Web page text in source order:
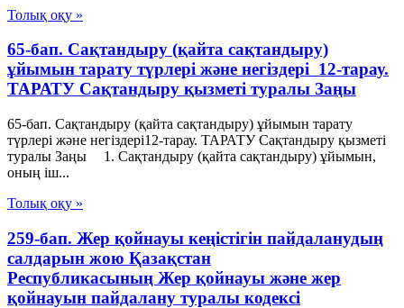
Толық оқу »
65-бап. Сақтандыру (қайта сақтандыру)
ұйымын тарату түрлері және негiздерi 12-тарау.
ТАРАТУ Сақтандыру қызметі туралы Заңы
65-бап. Сақтандыру (қайта сақтандыру) ұйымын тарату
түрлері және негiздерi12-тарау. ТАРАТУ Сақтандыру қызметі
туралы Заңы 1. Сақтандыру (қайта сақтандыру) ұйымын,
оның iш...
Толық оқу »
259-бап. Жер қойнауы кеңістігін пайдаланудың
салдарын жою Қазақстан
Республикасының Жер қойнауы және жер
қойнауын пайдалану туралы кодексі